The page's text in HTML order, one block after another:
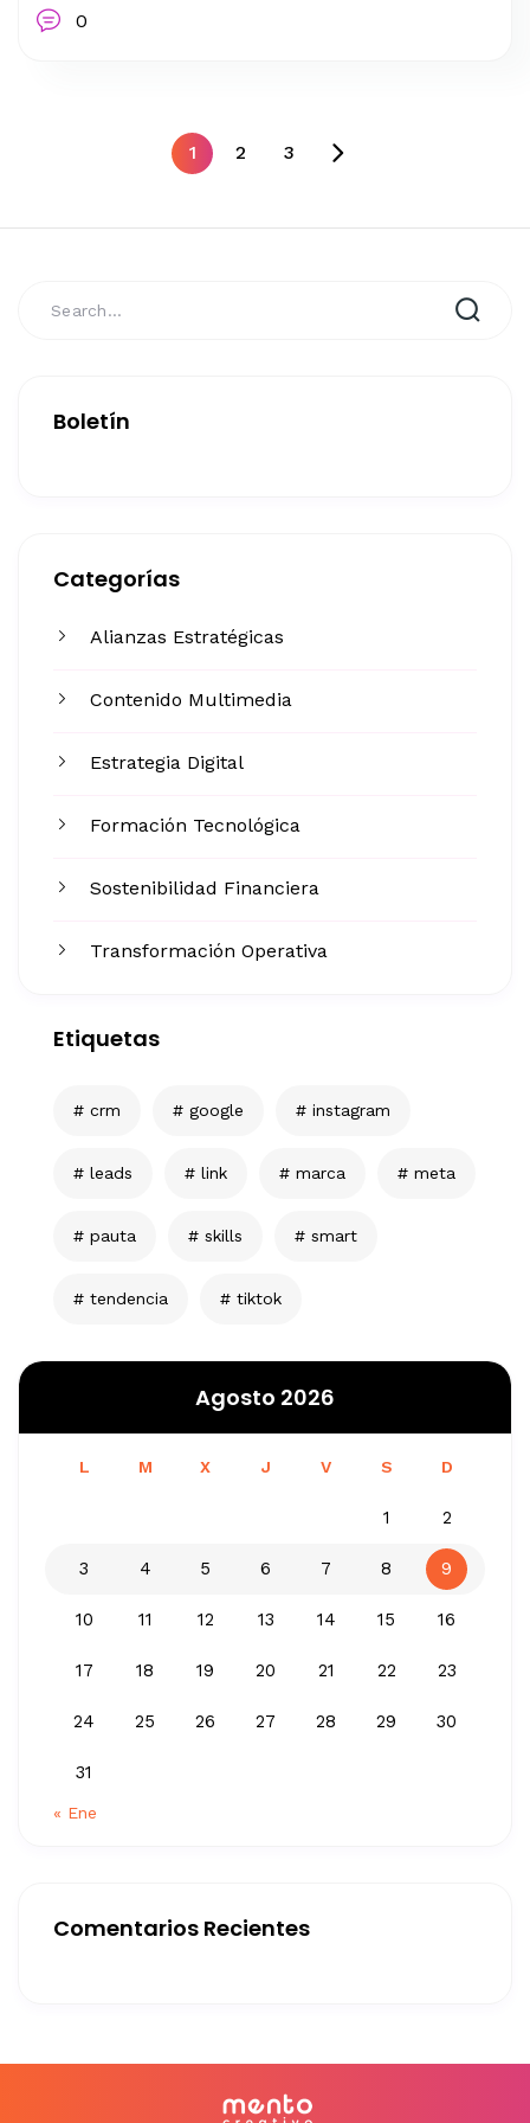
Boletín
Categorías
Alianzas Estratégicas
Contenido Multimedia
Estrategia Digital
Formación Tecnológica
Sostenibilidad Financiera
Transformación Operativa
Etiquetas
crm google instagram
leads link marca meta
pauta skills smart
tendencia tiktok
Agosto 2026
L M X J V S D
1 2
3 4 5 6 7 8 9
10 11 12 13 14 15 16
17 18 19 20 21 22 23
24 25 26 27 28 29 30
31
« Ene
Comentarios Recientes
0
1 2 3